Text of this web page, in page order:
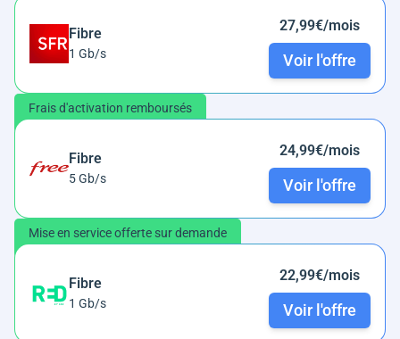
Fibre
1 Gb/s
27,99€/mois
Voir l'offre
Frais d'activation remboursés
Fibre
5 Gb/s
24,99€/mois
Voir l'offre
Mise en service offerte sur demande
Fibre
1 Gb/s
22,99€/mois
Voir l'offre